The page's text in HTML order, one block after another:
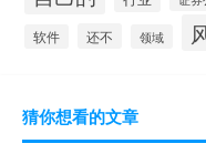
软件 还不 领域
猜你想看的文章